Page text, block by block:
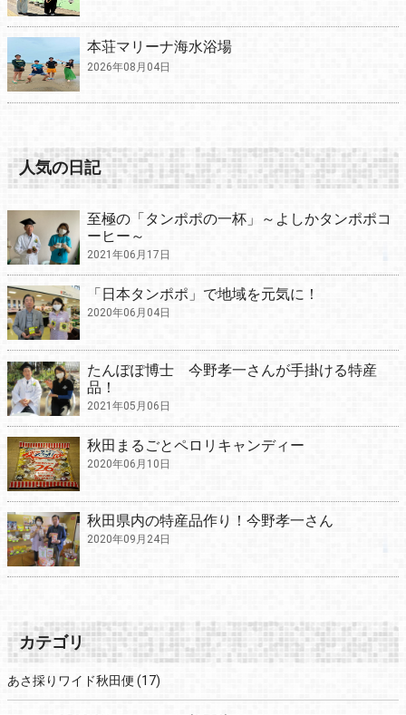
本荘マリーナ海水浴場
2026年08月04日
人気の日記
至極の「タンポポの一杯」～よしかタンポポコ
ーヒー～
2021年06月17日
「日本タンポポ」で地域を元気に！
2020年06月04日
たんぽぽ博士 今野孝一さんが手掛ける特産
品！
2021年05月06日
秋田まるごとペロリキャンディー
2020年06月10日
秋田県内の特産品作り！今野孝一さん
2020年09月24日
カテゴリ
あさ採りワイド秋田便 (17)